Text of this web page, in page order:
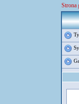
Strona